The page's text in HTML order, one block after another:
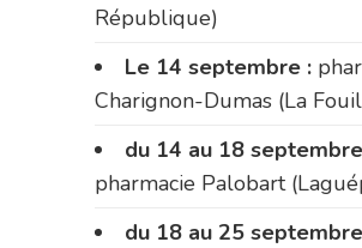
République)
Le 14 septembre :
Charignon-Dumas (La
du 14 au 18
pharmacie Palobart
du 18 au 25